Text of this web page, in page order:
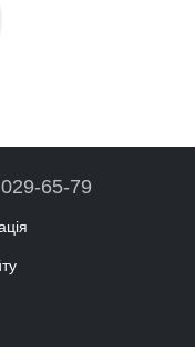
65-79